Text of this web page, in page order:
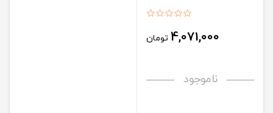
4,071,000 تومان
ناموجود